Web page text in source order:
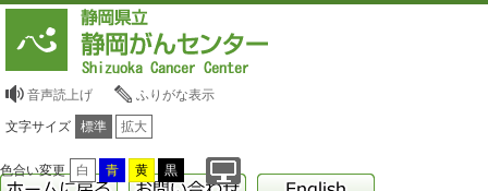
音声読上げ ふりがな表示
文字サイズ 標準 拡大
色合い変更 白 青 黄 黒